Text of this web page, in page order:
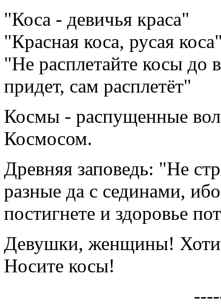
"Коса - девичья краса"
"Красная коса, русая
"Не расплетайте косы до
придет, сам расплетёт"
Космы - распущенные
Космосом.
Древняя заповедь: "Не
разные да с сединами,
постигнете и здоровье
Девушки, женщины!
Носите косы!